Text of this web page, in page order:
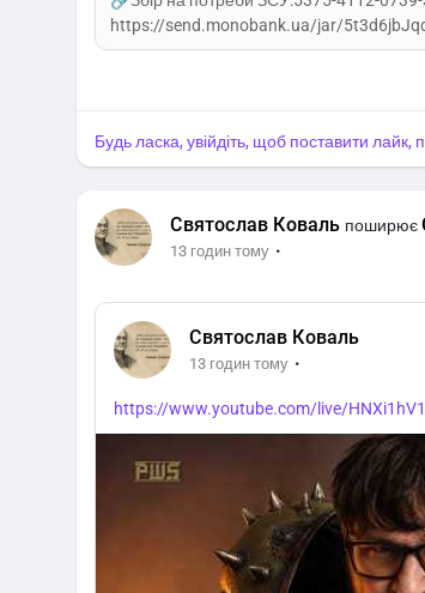
https://send.monobank.ua/jar/
sheyx698@gmail.comhttps://donatello.t...
Будь ласка, увійдіть, щоб поставити лайк,
Святослав Коваль поширює
13 годин тому ·
Святослав Коваль
13 годин тому ·
https://www.youtube.com/live/